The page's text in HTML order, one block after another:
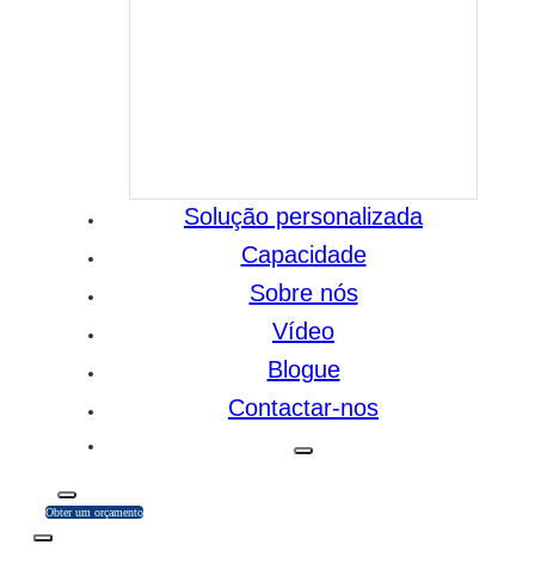
Solução personalizada
Capacidade
Sobre nós
Vídeo
Blogue
Contactar-nos
Obter um orçamento